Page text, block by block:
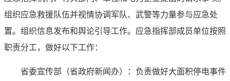
组织应急救援队伍并视情协调军队、武警等力量参与应急处
置。组织信息发布和舆论引导工作。应急指挥部成员单位按照
职责分工，做好以下工作：
省委宣传部（省政府新闻办）：负责做好大面积停电事件